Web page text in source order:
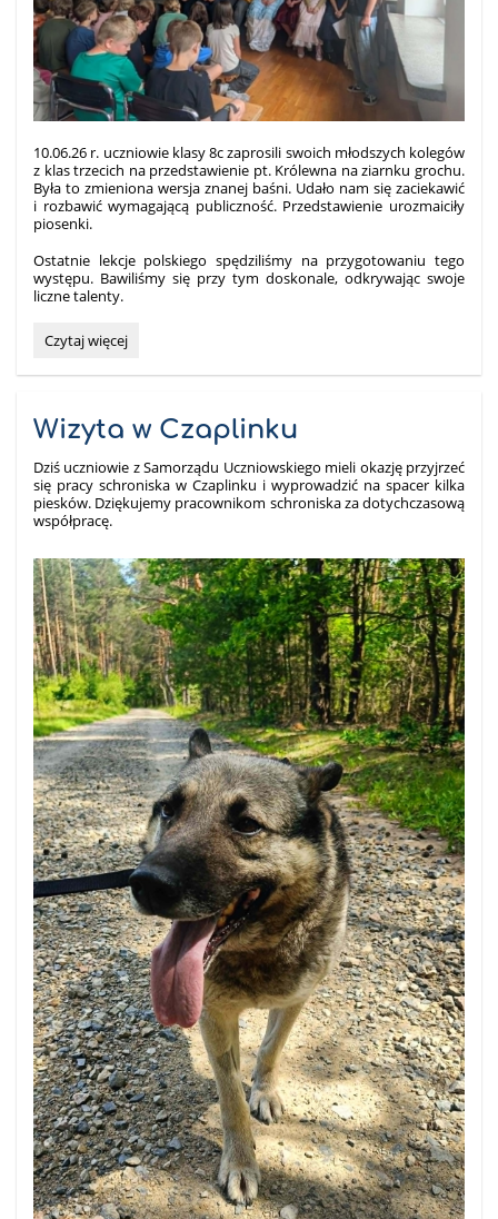
10.06.26 r. uczniowie klasy 8c zaprosili swoich młodszych kolegów
z klas trzecich na przedstawienie pt. Królewna na ziarnku grochu.
Była to zmieniona wersja znanej baśni. Udało nam się zaciekawić
i rozbawić wymagającą publiczność. Przedstawienie urozmaiciły
piosenki.
Ostatnie lekcje polskiego spędziliśmy na przygotowaniu tego
występu. Bawiliśmy się przy tym doskonale, odkrywając swoje
liczne talenty.
Książę
żony:
Czytaj więcej
Wizyta w Czaplinku
Dziś uczniowie z Samorządu Uczniowskiego mieli okazję przyjrzeć
się pracy schroniska w Czaplinku i wyprowadzić na spacer kilka
piesków. Dziękujemy pracownikom schroniska za dotychczasową
współpracę.